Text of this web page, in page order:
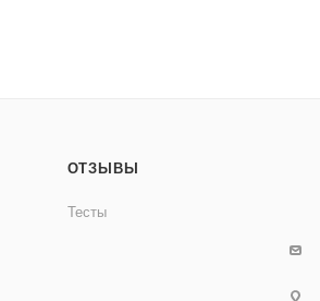
ОТЗЫВЫ
Тесты